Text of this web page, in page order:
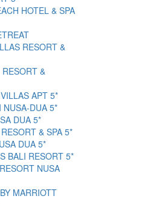
HOTEL & SPA
RESORT &
&
APT 5*
DUA 5*
DUA 5*
& SPA 5*
DUA 5*
BALI RESORT 5*
NUSA
MARRIOTT